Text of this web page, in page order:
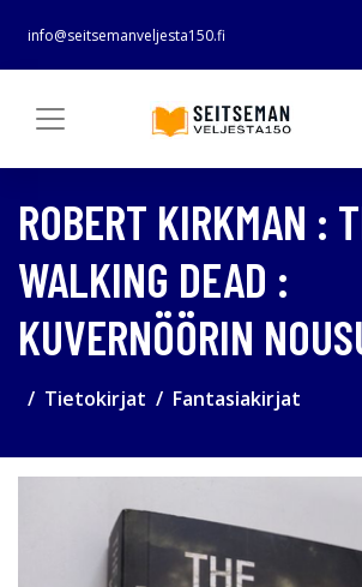
info@seitsemanveljesta150.fi
ROBERT KIRKMAN :
WALKING DEAD :
KUVERNÖÖRIN
Tietokirjat Fantasiakirjat